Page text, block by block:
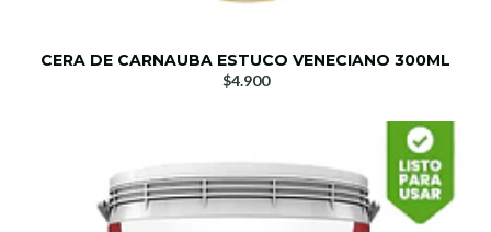
CERA DE CARNAUBA ESTUCO VENECIANO 300ML
$4.900